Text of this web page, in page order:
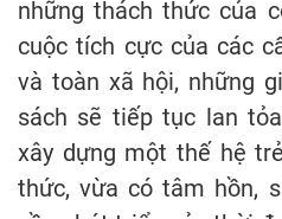
những thách thức của
cuộc tích cực của các
và toàn xã hội, những
sách sẽ tiếp tục lan
xây dựng một thế hệ
thức, vừa có tâm hồn,